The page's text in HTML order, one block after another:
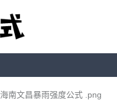
海南文昌暴雨强度公式 .png